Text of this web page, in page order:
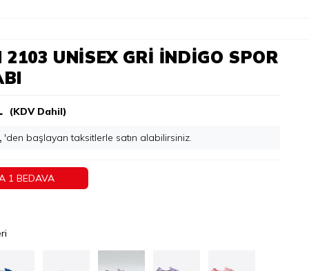
2103 UNISEX GRI İNDIGO SPOR
(KDV Dahil)
'den başlayan taksitlerle
1 BEDAVA